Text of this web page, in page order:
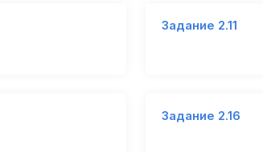
Задание 2.11
Задание 2.16